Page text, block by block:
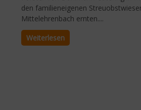
den familieneigenen
Mittelehrenbach ernten....
Weiterlesen